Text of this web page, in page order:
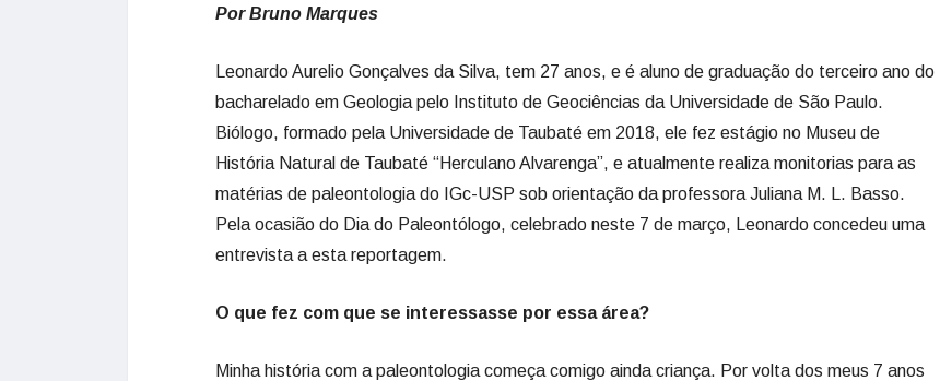
Por Bruno Marques
Leonardo Aurelio Gonçalves da Silva, tem 27 anos, e é aluno de graduação do terceiro ano do
bacharelado em Geologia pelo Instituto de Geociências da Universidade de São Paulo.
Biólogo, formado pela Universidade de Taubaté em 2018, ele fez estágio no Museu de
História Natural de Taubaté “Herculano Alvarenga”, e atualmente realiza monitorias para as
matérias de paleontologia do IGc-USP sob orientação da professora Juliana M. L. Basso.
Pela ocasião do Dia do Paleontólogo, celebrado neste 7 de março, Leonardo concedeu uma
entrevista a esta reportagem.
O que fez com que se interessasse por essa área?
Minha história com a paleontologia começa comigo ainda criança. Por volta dos meus 7 anos